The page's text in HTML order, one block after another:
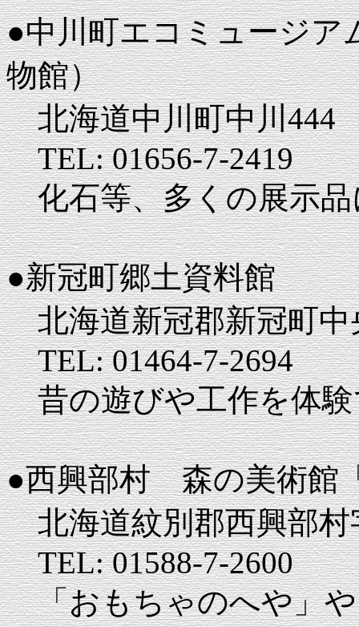
●中川町エコミュージア
物館）
北海道中川町中川444
TEL: 01656-7-2419
化石等、多くの展示品
●新冠町郷土資料館
北海道新冠郡新冠町中
TEL: 01464-7-2694
昔の遊びや工作を体験
●西興部村 森の美術館
北海道紋別郡西興部村
TEL: 01588-7-2600
「おもちゃのへや」や